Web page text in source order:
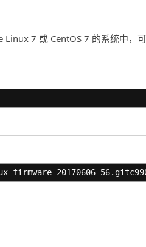
Linux 7 或 CentOS 7 的系统中，
firmware-20170606-